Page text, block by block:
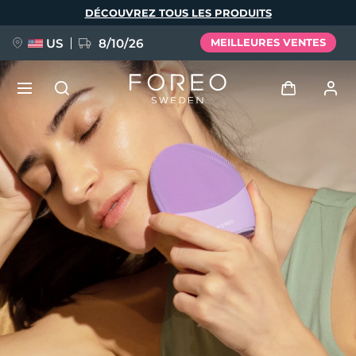
DÉCOUVREZ TOUS LES PRODUITS
US 8/10/26 MEILLEURES VENTES
Profil de l'utilisateur
Mes appareils
Mes commandes
Mes adresses
Mes abonnements
NOUVEAU
FAQ™ Pure Beauty-Tech Elixir
BREAKING NEWS
issa™ Teeth Whitening Set
Langue
English Deutsch
Español
Français
Italiano
Português
Svenska
Русский
Türkçe
简体中文 繁體中文